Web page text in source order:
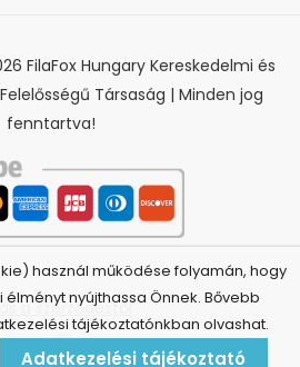
FilaFox Hungary Kereskedelmi és
Társaság | Minden jog
fenntartva!
használ működése folyamán, hogy
nyújthassa Önnek. Bővebb
tájékoztatónkban olvashat.
Adatkezelési tájékoztató
a szerződéstől